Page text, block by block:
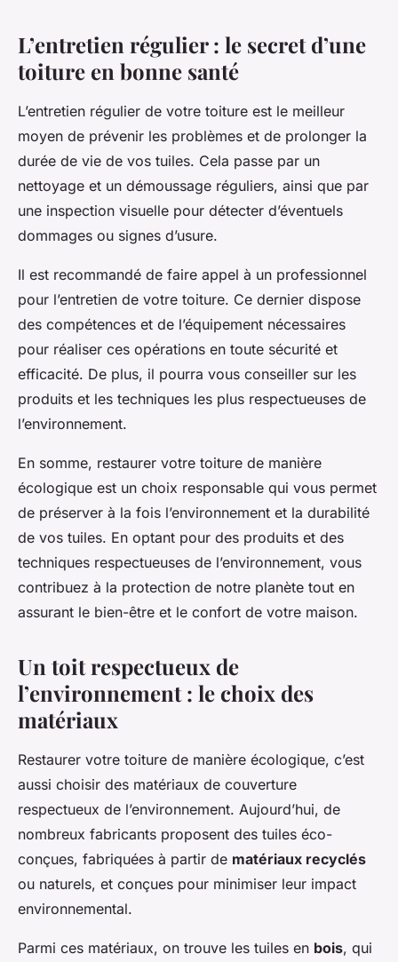
L’entretien régulier : le secret d’une
toiture en bonne santé
L’entretien régulier de votre toiture est le meilleur
moyen de prévenir les problèmes et de prolonger la
durée de vie de vos tuiles. Cela passe par un
nettoyage et un démoussage réguliers, ainsi que par
une inspection visuelle pour détecter d’éventuels
dommages ou signes d’usure.
Il est recommandé de faire appel à un professionnel
pour l’entretien de votre toiture. Ce dernier dispose
des compétences et de l’équipement nécessaires
pour réaliser ces opérations en toute sécurité et
efficacité. De plus, il pourra vous conseiller sur les
produits et les techniques les plus respectueuses de
l’environnement.
En somme, restaurer votre toiture de manière
écologique est un choix responsable qui vous permet
de préserver à la fois l’environnement et la durabilité
de vos tuiles. En optant pour des produits et des
techniques respectueuses de l’environnement, vous
contribuez à la protection de notre planète tout en
assurant le bien-être et le confort de votre maison.
Un toit respectueux de
l’environnement : le choix des
matériaux
Restaurer votre toiture de manière écologique, c’est
aussi choisir des matériaux de couverture
respectueux de l’environnement. Aujourd’hui, de
nombreux fabricants proposent des tuiles éco-
conçues, fabriquées à partir de matériaux recyclés
ou naturels, et conçues pour minimiser leur impact
environnemental.
Parmi ces matériaux, on trouve les tuiles en bois, qui